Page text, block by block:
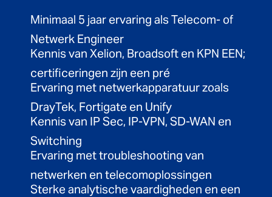
Minimaal 5 jaar ervaring als Telecom- of
Netwerk Engineer
Kennis van Xelion, Broadsoft en KPN EEN;
certificeringen zijn een pré
Ervaring met netwerkapparatuur zoals
DrayTek, Fortigate en Unify
Kennis van IP Sec, IP-VPN, SD-WAN en
Switching
Ervaring met troubleshooting van
netwerken en telecomoplossingen
Sterke analytische vaardigheden en een